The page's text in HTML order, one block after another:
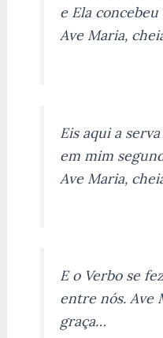
e Ela
Ave Maria,
Eis aqui a
em mim
Ave Maria,
E o Verbo se
entre nós. Ave
graça…